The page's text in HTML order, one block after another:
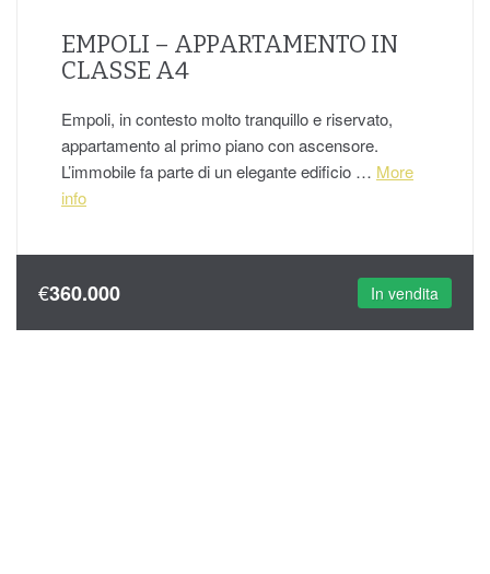
EMPOLI – APPARTAMENTO IN
CLASSE A4
Empoli, in contesto molto tranquillo e riservato,
appartamento al primo piano con ascensore.
L’immobile fa parte di un elegante edificio … More
info
€360.000 In vendita